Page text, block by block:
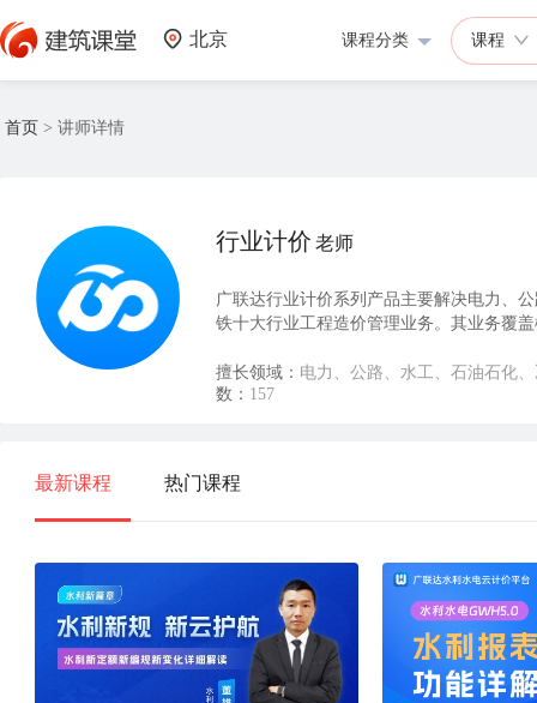
北京 课程分类 课程
首页 > 讲师详情
行业计价 老师
广联达行业计价系列产品主要解决电力、
铁十大行业工程造价管理业务。其业务覆
人员从繁重的统计汇总工作中解放出来，
擅长领域： 电力、公路、水工、石油石化
数： 157
最新课程 热门课程